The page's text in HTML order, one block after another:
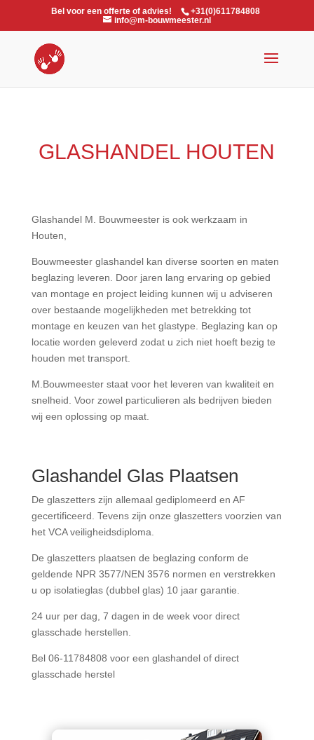
Bel voor een offerte of advies!
+31(0)611784808
info@m-bouwmeester.nl
GLASHANDEL HOUTEN
Glashandel M. Bouwmeester is ook werkzaam in
Houten,
Bouwmeester glashandel kan diverse soorten en maten
beglazing leveren. Door jaren lang ervaring op gebied
van montage en project leiding kunnen wij u adviseren
over bestaande mogelijkheden met betrekking tot
montage en keuzen van het glastype. Beglazing kan op
locatie worden geleverd zodat u zich niet hoeft bezig te
houden met transport.
M.Bouwmeester staat voor het leveren van kwaliteit en
snelheid. Voor zowel particulieren als bedrijven bieden
wij een oplossing op maat.
Glashandel Glas Plaatsen
De glaszetters zijn allemaal gediplomeerd en AF
gecertificeerd. Tevens zijn onze glaszetters voorzien van
het VCA veiligheidsdiploma.
De glaszetters plaatsen de beglazing conform de
geldende NPR 3577/NEN 3576 normen en verstrekken
u op isolatieglas (dubbel glas) 10 jaar garantie.
24 uur per dag, 7 dagen in de week voor direct
glasschade herstellen.
Bel 06-11784808 voor een glashandel of direct
glasschade herstel